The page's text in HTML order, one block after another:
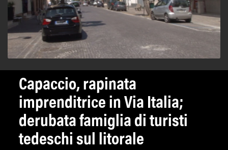
Capaccio, rapinata
imprenditrice in Via Italia;
derubata famiglia di turisti
tedeschi sul litorale